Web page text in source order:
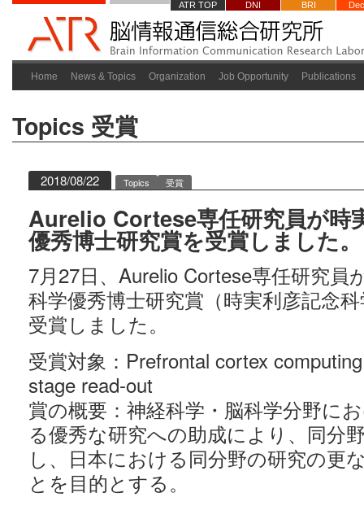
ATR TOP DNI BRI
Home News & Topics Organization Job Opportunity Publications
Topics 受賞
2018/08/22 Topics 受賞
Aurelio Cortese専任研究員が時
優秀博士研究賞を受賞しました。
7月27日、Aurelio Cortese専任研究員
科学優秀博士研究賞（時実利彦記念
受賞しました。
受賞対象：Prefrontal cortex
stage read-out
賞の概要：神経科学・脳科学分野に
る優秀な研究への助成により、同分
し、日本における同分野の研究の更
とを目的とする。